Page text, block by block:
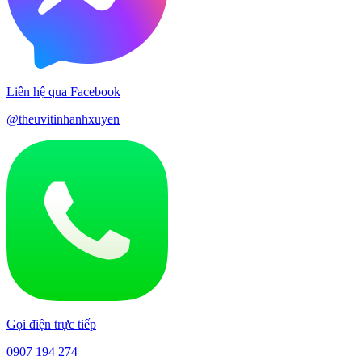
Liên hệ qua Facebook
@theuvitinhanhxuyen
Gọi điện trực tiếp
0907 194 274